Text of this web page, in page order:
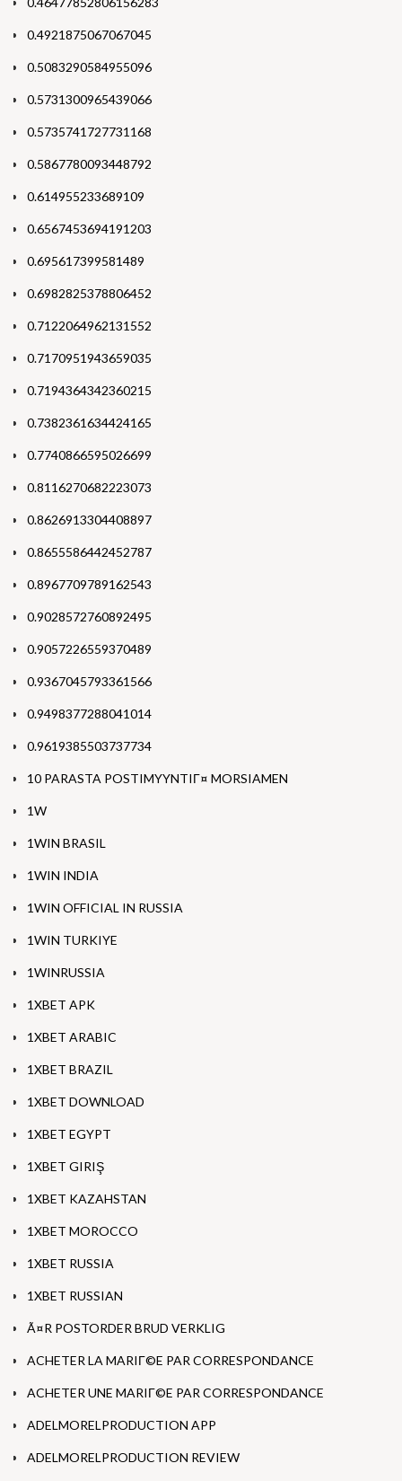
0.4921875067067045
0.5083290584955096
0.5731300965439066
0.5735741727731168
0.5867780093448792
0.614955233689109
0.6567453694191203
0.695617399581489
0.6982825378806452
0.7122064962131552
0.7170951943659035
0.7194364342360215
0.7382361634424165
0.7740866595026699
0.8116270682223073
0.8626913304408897
0.8655586442452787
0.8967709789162543
0.9028572760892495
0.9057226559370489
0.9367045793361566
0.9498377288041014
0.9619385503737734
10 PARASTA POSTIMYYNTIГ¤ MORSIAMEN
1W
1WIN BRASIL
1WIN INDIA
1WIN OFFICIAL IN RUSSIA
1WIN TURKIYE
1WINRUSSIA
1XBET APK
1XBET ARABIC
1XBET BRAZIL
1XBET DOWNLOAD
1XBET EGYPT
1XBET GIRIŞ
1XBET KAZAHSTAN
1XBET MOROCCO
1XBET RUSSIA
1XBET RUSSIAN
Ã¤R POSTORDER BRUD VERKLIG
ACHETER LA MARIГ©E PAR CORRESPONDANCE
ACHETER UNE MARIГ©E PAR CORRESPONDANCE
ADELMORELPRODUCTION APP
ADELMORELPRODUCTION REVIEW